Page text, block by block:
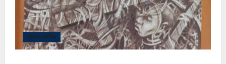
पुस्तक समीक्षा